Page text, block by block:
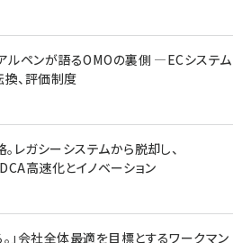
ルペンが語るOMOの裏側 ―ECシステム
換、評価制度
レガシーシステムから脱却し、
高速化とイノベーション
。」会社全体最適を目標とするワークマン